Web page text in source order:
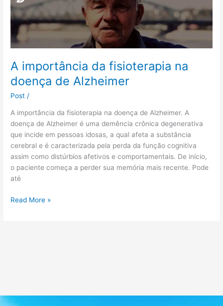
A importância da fisioterapia na
doença de Alzheimer
Post /
A importância da fisioterapia na doença de Alzheimer. A
doença de Alzheimer é uma demência crônica degenerativa
que incide em pessoas idosas, a qual afeta a substância
cerebral e é caracterizada pela perda da função cognitiva
assim como distúrbios afetivos e comportamentais. De início,
o paciente começa a perder sua memória mais recente. Pode
até
da
fisioterapia
na
doença
Alzheimer
Read More »